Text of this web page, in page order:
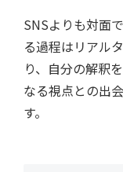
SNSよりも対面
る過程はリアル
り、自分の解釈
なる視点との出
す。